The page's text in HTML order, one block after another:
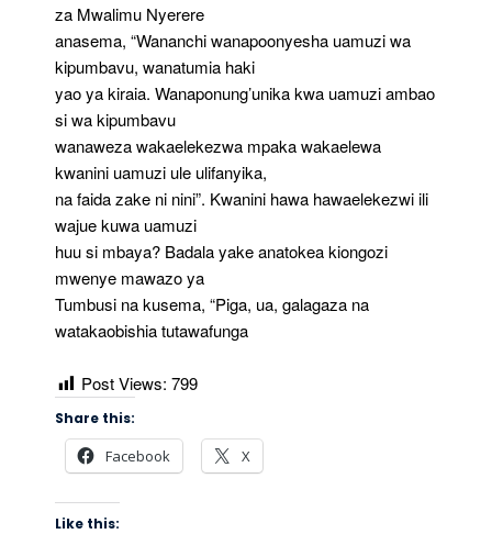
za Mwalimu Nyerere
anasema, “Wananchi wanapoonyesha uamuzi wa
kipumbavu, wanatumia haki
yao ya kiraia. Wanaponung’unika kwa uamuzi ambao
si wa kipumbavu
wanaweza wakaelekezwa mpaka wakaelewa
kwanini uamuzi ule ulifanyika,
na faida zake ni nini”. Kwanini hawa hawaelekezwi ili
wajue kuwa uamuzi
huu si mbaya? Badala yake anatokea kiongozi
mwenye mawazo ya
Tumbusi na kusema, “Piga, ua, galagaza na
watakaobishia tutawafunga
Post Views: 799
Share this:
Facebook X
Like this: